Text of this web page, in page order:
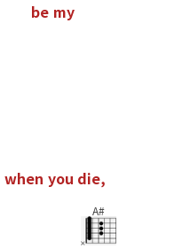
be my
when you die,
A#